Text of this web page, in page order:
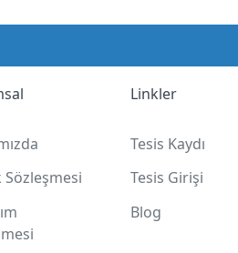
Sözleşmesi
Linkler
Tesis Kaydı
Tesis Girişi
Blog